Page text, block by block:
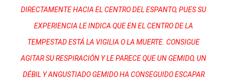
DIRECTAMENTE HACIA EL CENTRO DEL ESPANTO, PUES SU
EXPERIENCIA LE INDICA QUE EN EL CENTRO DE LA
TEMPESTAD ESTÁ LA VIGILIA O LA MUERTE. CONSIGUE
AGITAR SU RESPIRACIÓN Y LE PARECE QUE UN GEMIDO, UN
DÉBIL Y ANGUSTIADO GEMIDO HA CONSEGUIDO ESCAPAR